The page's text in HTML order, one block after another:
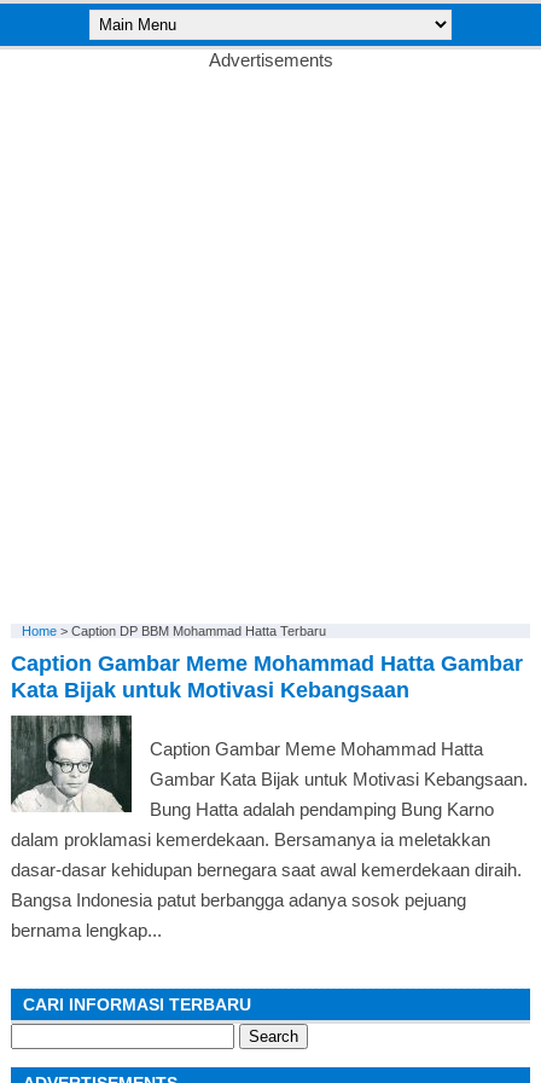
Advertisements
Home> Caption DP BBM Mohammad Hatta Terbaru
Caption Gambar Meme Mohammad Hatta Gambar
Kata Bijak untuk Motivasi Kebangsaan
Caption Gambar Meme Mohammad Hatta
Gambar Kata Bijak untuk Motivasi Kebangsaan.
Bung Hatta adalah pendamping Bung Karno
dalam proklamasi kemerdekaan. Bersamanya ia meletakkan
dasar-dasar kehidupan bernegara saat awal kemerdekaan diraih.
Bangsa Indonesia patut berbangga adanya sosok pejuang
bernama lengkap...
CARI INFORMASI TERBARU
for: